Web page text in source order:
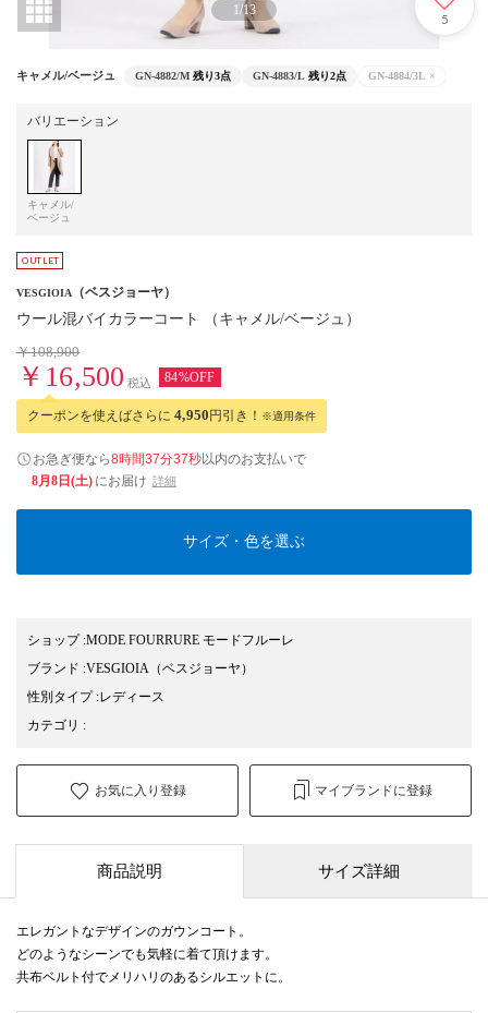
1/13
5
キャメル/ベージュ GN-4882/M 残り3点 GN-4883/L 残り2点 GN-4884/3L ×
バリエーション
キャメル/
ベージュ
VESGIOIA （ベスジョーヤ）
ウール混バイカラーコート （キャメル/ベージュ）
￥108,900
￥16,500 税込 84%OFF
クーポンを使えばさらに 4,950円引き！ ※適用条件
お急ぎ便なら8時間37分36秒以内のお支払いで
8月8日(土) にお届け 詳細
サイズ・色を選ぶ
ショップ:MODE FOURRURE モードフルーレ
ブランド :VESGIOIA （ベスジョーヤ）
性別タイプ:レディース
カテゴリ :
お気に入り登録 マイブランドに登録
商品説明 サイズ詳細
エレガントなデザインのガウンコート。
どのようなシーンでも気軽に着て頂けます。
共布ベルト付でメリハリのあるシルエットに。